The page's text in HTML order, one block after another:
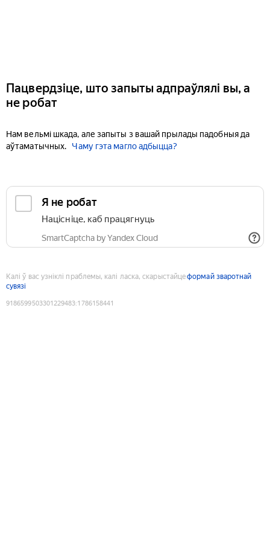
Пацвердзіце, што запыты адпраўлялі вы, а
не робат
Нам вельмі шкада, але запыты з вашай прылады падобныя да
аўтаматычных.
Чаму гэта магло адбыцца?
Я не робат
Націсніце, каб працягнуць
SmartCaptcha by Yandex Cloud
Калі ў вас узніклі праблемы, калі ласка, скарыстайцеформай зваротнай
сувязі
9186599503301229483:1786158441